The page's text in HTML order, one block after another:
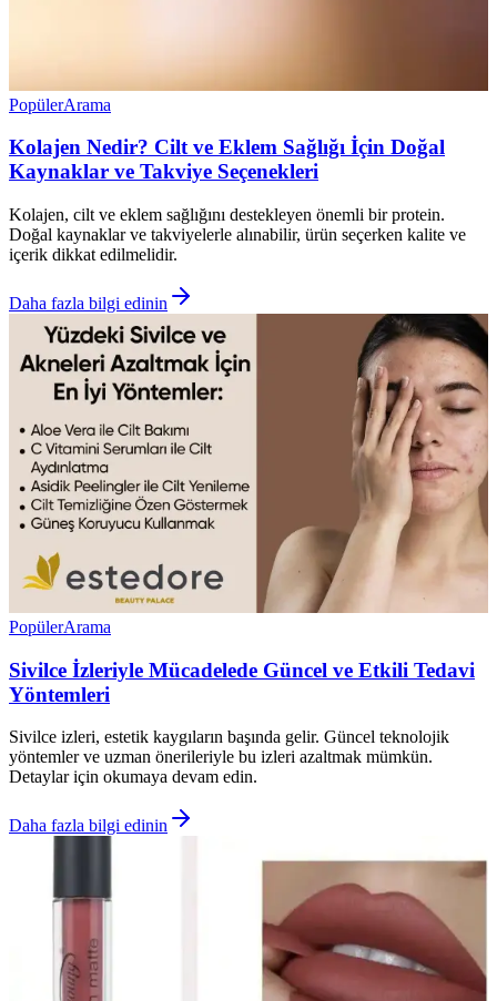
PopülerArama
Kolajen Nedir? Cilt ve Eklem Sağlığı İçin Doğal
Kaynaklar ve Takviye Seçenekleri
Kolajen, cilt ve eklem sağlığını destekleyen önemli bir protein.
Doğal kaynaklar ve takviyelerle alınabilir, ürün seçerken kalite ve
içerik dikkat edilmelidir.
Daha fazla bilgi edinin
PopülerArama
Sivilce İzleriyle Mücadelede Güncel ve Etkili Tedavi
Yöntemleri
Sivilce izleri, estetik kaygıların başında gelir. Güncel teknolojik
yöntemler ve uzman önerileriyle bu izleri azaltmak mümkün.
Detaylar için okumaya devam edin.
Daha fazla bilgi edinin